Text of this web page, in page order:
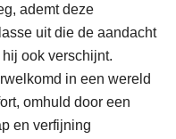
ademt deze
uit die de aandacht
ook verschijnt.
in een wereld
omhuld door een
en verfijning